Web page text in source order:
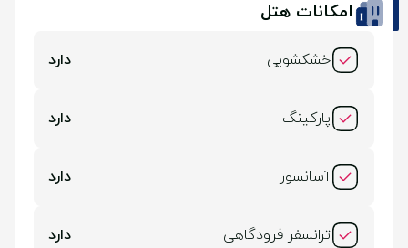
امکانات هتل
خشکشویی دارد
پارکینگ دارد
آسانسور دارد
ترانسفر فرودگاهی دارد